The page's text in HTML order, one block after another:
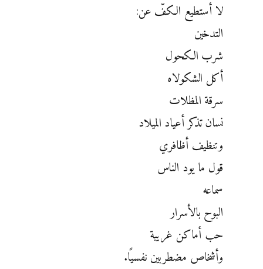
لا أستطيع الكفّ عن:
التدخين
شرب الكحول
أكل الشكولاه
سرقة المظلات
نسان تذكر أعياد الميلاد
وتنظيف أظافري
قول ما يود الناس
سماعه
البوح بالأسرار
حب أماكن غريبة
وأشخاص مضطربين نفسيًا.